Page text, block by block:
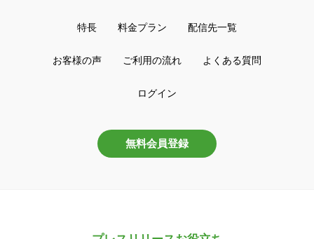
特長 料金プラン 配信先一覧
お客様の声 ご利用の流れ よくある質問
ログイン
無料会員登録